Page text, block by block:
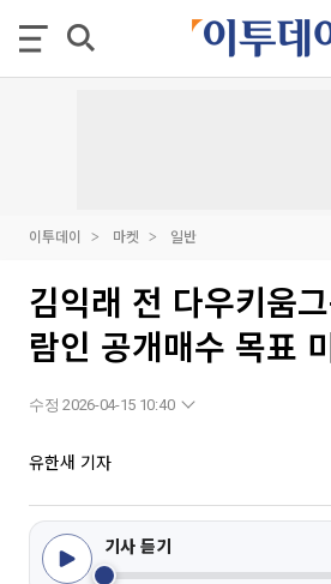
이투데이 마켓 일반
김익래 전 다우키움
람인 공개매수 목표
수정 2026-04-15 10:40
유한새 기자
기사 듣기